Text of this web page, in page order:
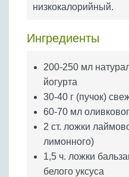
Бобовые
Крупы
низкокалорийный.
Ингредиенты
200-250 мл
йогурта
30-40 г (пучок)
60-70 мл
2 ст. ложки
лимонного)
1,5 ч. ложки
белого уксуса